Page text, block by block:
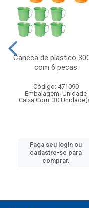
Caneca de plastico
com 6 pecas
Código: 471090
Embalagem: Unidade
Caixa Com: 30
Faça seu login ou
cadastre-se para
comprar.